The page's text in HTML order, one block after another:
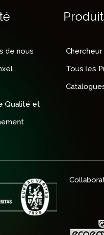
de nous
Qualité et
Tous les